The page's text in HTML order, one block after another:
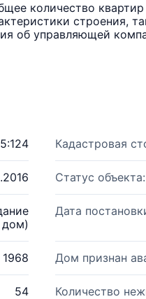
количество квартир
строения,
об управляющей
Кадастровая
Статус объекта:
Дата
1968 Дом признан
54 Количество